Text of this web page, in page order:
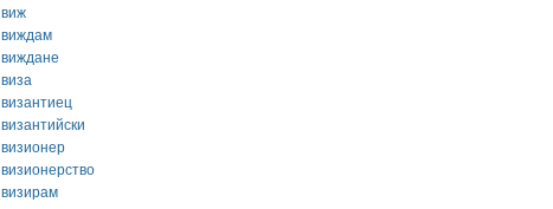
виж
виждам
виждане
виза
византиец
византийски
визионер
визионерство
визирам